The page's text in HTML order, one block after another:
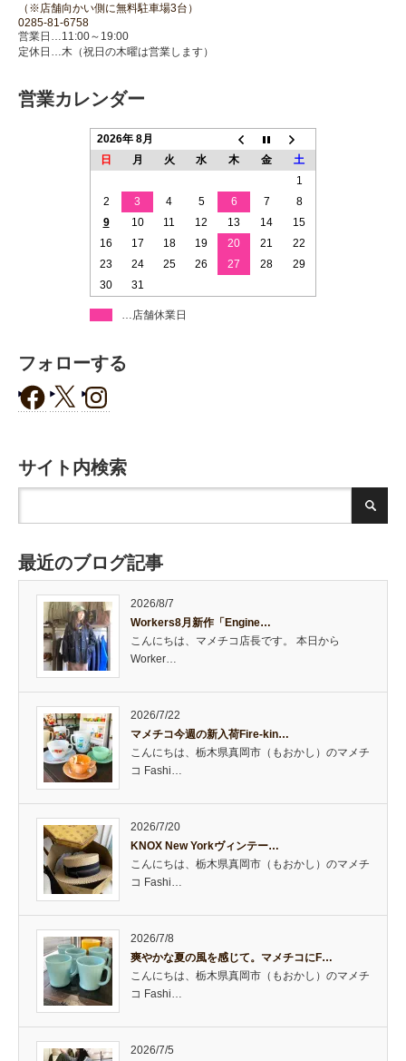
（※店舗向かい側に無料駐車場3台）
0285-81-6758
営業日…11:00～19:00
定休日…木（祝日の木曜は営業します）
営業カレンダー
2026年 8月
日
月 火 水 木 金
土
1
2
3 4 5 6 7
8
9
10 11 12 13 14
15
16
17 18 19 20 21
22
23
24 25 26 27 28
29
30
31
…店舗休業日
フォローする
サイト内検索
最近のブログ記事
2026/8/7
Workers8月新作「Engine…
こんにちは、マメチコ店長です。 本日から
Worker…
2026/7/22
マメチコ今週の新入荷Fire-kin…
こんにちは、栃木県真岡市（もおかし）のマメチ
コ Fashi…
2026/7/20
KNOX New Yorkヴィンテー…
こんにちは、栃木県真岡市（もおかし）のマメチ
コ Fashi…
2026/7/8
爽やかな夏の風を感じて。マメチコにF…
こんにちは、栃木県真岡市（もおかし）のマメチ
コ Fashi…
2026/7/5